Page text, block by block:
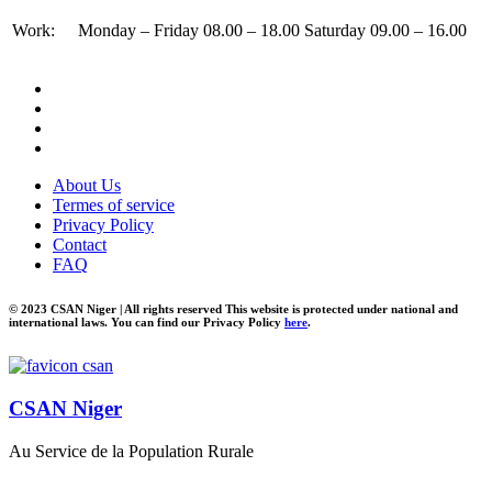
Work: Monday – Friday 08.00 – 18.00 Saturday 09.00 – 16.00
About Us
Termes of service
Privacy Policy
Contact
FAQ
© 2023 CSAN Niger | All rights reserved This website is protected under national and
international laws. You can find our Privacy Policy here.
CSAN Niger
Au Service de la Population Rurale